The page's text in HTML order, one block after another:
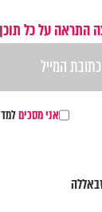
התראה על כל
אני מסכים